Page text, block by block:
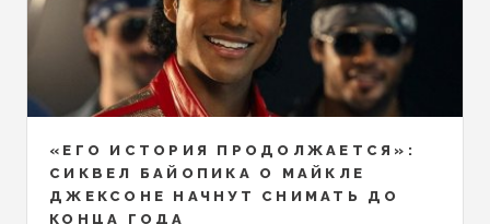
«ЕГО ИСТОРИЯ ПРОДОЛЖАЕТСЯ»:
СИКВЕЛ БАЙОПИКА О МАЙКЛЕ
ДЖЕКСОНЕ НАЧНУТ СНИМАТЬ ДО
КОНЦА ГОДА